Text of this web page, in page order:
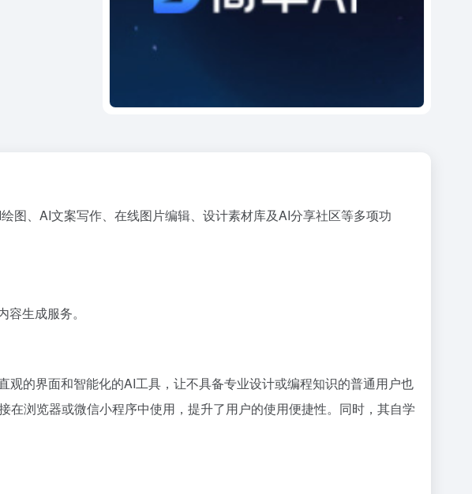
图、AI文案写作、在线图片编辑、设计素材库及AI分享社区等多项功
生成服务。
的界面和智能化的AI工具，让不具备专业设计或编程知识的普通用户也
浏览器或微信小程序中使用，提升了用户的使用便捷性。同时，其自学